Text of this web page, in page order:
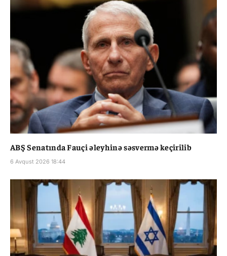
ABŞ Senatında Fauçi əleyhinə səsvermə keçirilib
6 Avqust 2026 18:44